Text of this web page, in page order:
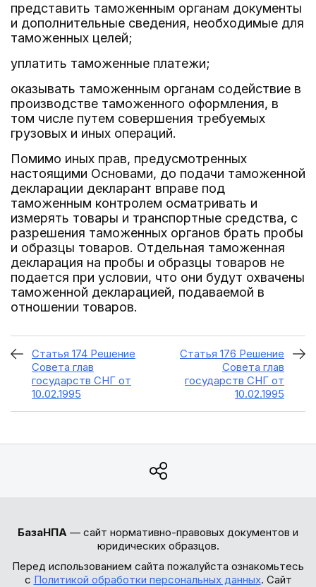
представить таможенным органам документы
и дополнительные сведения, необходимые для
таможенных целей;
уплатить таможенные платежи;
оказывать таможенным органам содействие в
производстве таможенного оформления, в
том числе путем совершения требуемых
грузовых и иных операций.
Помимо иных прав, предусмотренных
настоящими Основами, до подачи таможенной
декларации декларант вправе под
таможенным контролем осматривать и
измерять товары и транспортные средства, с
разрешения таможенных органов брать пробы
и образцы товаров. Отдельная таможенная
декларация на пробы и образцы товаров не
подается при условии, что они будут охвачены
таможенной декларацией, подаваемой в
отношении товаров.
Статья 174 Решение
Совета глав
государств СНГ от
10.02.1995
Статья 176 Решение
Совета глав
государств СНГ от
10.02.1995
БазаНПА — сайт нормативно-правовых документов и
юридических образцов.
Перед использованием сайта пожалуйста ознакомьтесь
с Политикой обработки персональных данных. Сайт